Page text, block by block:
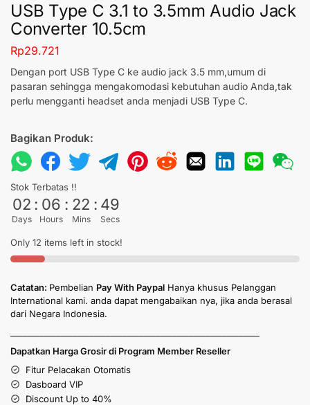
USB Type C 3.1 to 3.5mm Audio Jack
Converter 10.5cm
Rp29.721
Dengan port USB Type C ke audio jack 3.5 mm,umum di
pasaran sehingga mengakomodasi kebutuhan audio Anda,tak
perlu mengganti headset anda menjadi USB Type C.
Bagikan Produk:
Stok Terbatas !!
02
Days
: 06
Hours
: 22
Mins
: 49
Secs
Only 12 items left in stock!
Catatan: Pembelian Pay With Paypal Hanya khusus Pelanggan
International kami. anda dapat mengabaikan nya, jika anda berasal
dari Negara Indonesia.
Dapatkan Harga Grosir di Program Member Reseller
Fitur Pelacakan Otomatis
Dasboard VIP
Discount Up to 40%